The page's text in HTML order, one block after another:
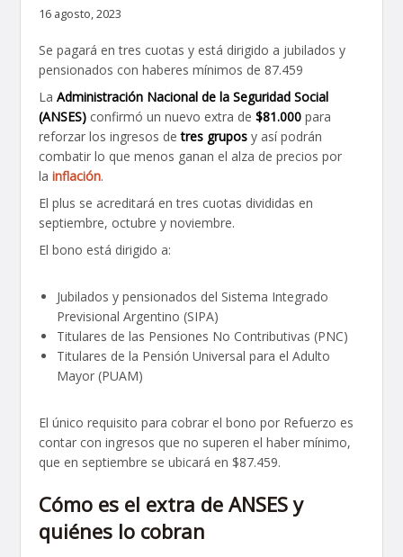
16 agosto, 2023
Se pagará en tres cuotas y está dirigido a jubilados y
pensionados con haberes mínimos de 87.459
LaAdministración Nacional de la Seguridad Social
(ANSES) confirmó un nuevo extra de$81.000para
reforzar los ingresos detres gruposy así podrán
combatir lo que menos ganan el alza de precios por
lainflación.
El plus se acreditará en tres cuotas divididas en
septiembre, octubre y noviembre.
El bono está dirigido a:
Jubilados y pensionados del Sistema Integrado
Previsional Argentino (SIPA)
Titulares de las Pensiones No Contributivas (PNC)
Titulares de la Pensión Universal para el Adulto
Mayor (PUAM)
El único requisito para cobrar el bono por Refuerzo es
contar con ingresos que no superen el haber mínimo,
que en septiembre se ubicará en $87.459.
Cómo es el extra de ANSES y
quiénes lo cobran